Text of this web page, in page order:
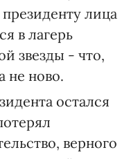
лица
в лагерь
звезды - что,
не ново.
остался
верного